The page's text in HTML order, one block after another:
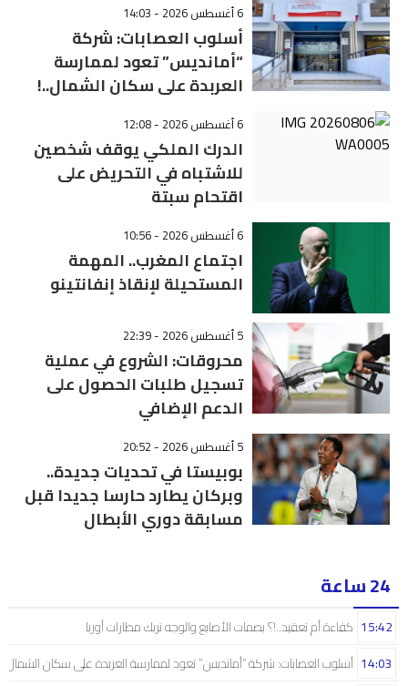
6 أغسطس 2026 - 14:03
أسلوب العصابات: شركة
“أمانديس” تعود لممارسة
العربدة على سكان الشمال..!
6 أغسطس 2026 - 12:08
الدرك الملكي يوقف شخصين
للاشتباه في التحريض على
اقتحام سبتة
6 أغسطس 2026 - 10:56
اجتماع المغرب.. المهمة
المستحيلة لإنقاذ إنفانتينو
5 أغسطس 2026 - 22:39
محروقات: الشروع في عملية
تسجيل طلبات الحصول على
الدعم الإضافي
5 أغسطس 2026 - 20:52
بوبيستا في تحديات جديدة..
وبركان يطارد حارسا جديدا قبل
مسابقة دوري الأبطال
24 ساعة
كفاءة أم تعقيد..!؟ بصمات الأصابع والوجه تربك مطارات أوربا 15:42
أسلوب العصابات: شركة “أمانديس” تعود لممارسة العربدة على سكان 14:03